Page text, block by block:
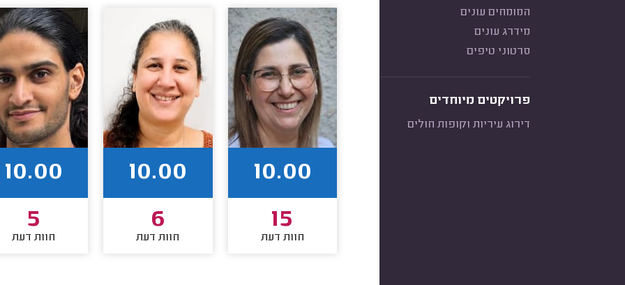
המומחים עונים
מידרג עונים
סרטוני טיפים
פרויקטים מיוחדים
דירוג עיריות וקופות חולים
10.00
15
חוות דעת
10.00
6
חוות דעת
10.00
5
חוות דעת